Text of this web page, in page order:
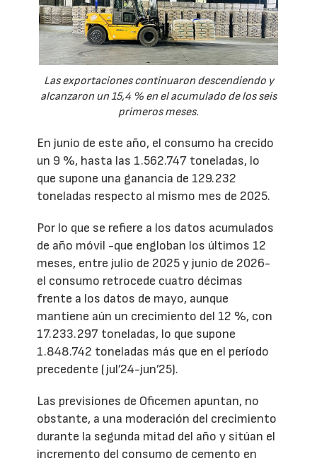
Las exportaciones continuaron descendiendo y
alcanzaron un 15,4 % en el acumulado de los seis
primeros meses.
En junio de este año, el consumo ha crecido
un 9 %, hasta las 1.562.747 toneladas, lo
que supone una ganancia de 129.232
toneladas respecto al mismo mes de 2025.
Por lo que se refiere a los datos acumulados
de año móvil -que engloban los últimos 12
meses, entre julio de 2025 y junio de 2026-
el consumo retrocede cuatro décimas
frente a los datos de mayo, aunque
mantiene aún un crecimiento del 12 %, con
17.233.297 toneladas, lo que supone
1.848.742 toneladas más que en el período
precedente (jul’24-jun’25).
Las previsiones de Oficemen apuntan, no
obstante, a una moderación del crecimiento
durante la segunda mitad del año y sitúan el
incremento del consumo de cemento en